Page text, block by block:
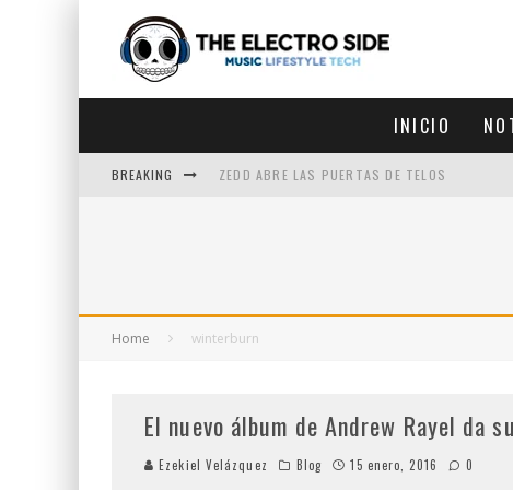
INICIO
BREAKING ZEDD ABRE LAS PUERTAS DE TELOS
Home winterburn
El nuevo álbum de Andrew Rayel da
Ezekiel Velázquez Blog 15 enero, 2016 0